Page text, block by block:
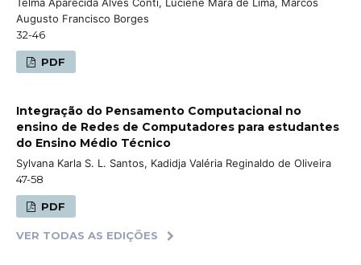
Augusto Francisco Borges
32-46
PDF
Integração do Pensamento Computacional no
ensino de Redes de Computadores para estudantes
do Ensino Médio Técnico
Sylvana Karla S. L. Santos, Kadidja Valéria Reginaldo de Oliveira
47-58
PDF
VER TODAS AS EDIÇÕES